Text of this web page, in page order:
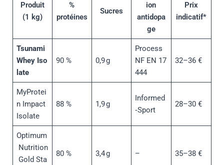
Produit
(1 kg)
%
protéines
Sucres
ion
antidopa
ge
Prix
indicatif*
Tsunami
Whey Iso
late
90 % 0,9 g
Process
NF EN 17
444
32–36 €
MyProtei
n Impact
Isolate
88 % 1,9 g
Informed
‑Sport
28–30 €
Optimum
Nutrition
Gold Sta
80 % 3,4 g – 35–38 €